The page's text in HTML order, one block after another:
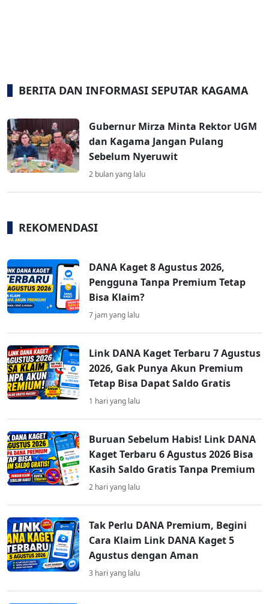
BERITA DAN INFORMASI SEPUTAR KAGAMA
Gubernur Mirza Minta Rektor UGM
dan Kagama Jangan Pulang
Sebelum Nyeruwit
2 bulan yang lalu
REKOMENDASI
DANA Kaget 8 Agustus 2026,
Pengguna Tanpa Premium Tetap
Bisa Klaim?
7 jam yang lalu
Link DANA Kaget Terbaru 7 Agustus
2026, Gak Punya Akun Premium
Tetap Bisa Dapat Saldo Gratis
1 hari yang lalu
Buruan Sebelum Habis! Link DANA
Kaget Terbaru 6 Agustus 2026 Bisa
Kasih Saldo Gratis Tanpa Premium
2 hari yang lalu
Tak Perlu DANA Premium, Begini
Cara Klaim Link DANA Kaget 5
Agustus dengan Aman
3 hari yang lalu